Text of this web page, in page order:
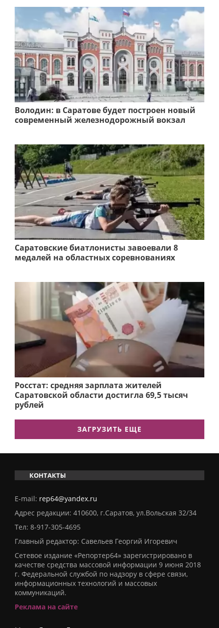
Володин: в Саратове будет построен новый
современный железнодорожный вокзал
Саратовские биатлонисты завоевали 8
медалей на областных соревнованиях
Росстат: средняя зарплата жителей
Саратовской области достигла 69,5 тысяч
рублей
ЗАГРУЗИТЬ ЕЩЕ
КОНТАКТЫ
E-mail: rep64@yandex.ru
Адрес редакции: 410600, г.Саратов, ул.Вольская 32/34
Тел: 8-917-305-4695
Главный редактор: Савельев Георгий Игоревич
Сетевое издание «Репортер64» зарегистрировано в
качестве средства массовой информации 9 июня 2018
г. Федеральной службой по надзору в сфере связи,
информационных технологий и массовых
коммуникаций.
Реклама на сайте